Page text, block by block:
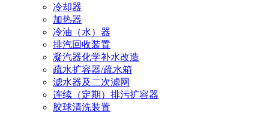
冷却器
加热器
冷油（水）器
排汽回收装置
凝汽器化学补水改造
疏水扩容器/疏水箱
滤水器及二次滤网
连续（定期）排污扩容器
胶球清洗装置